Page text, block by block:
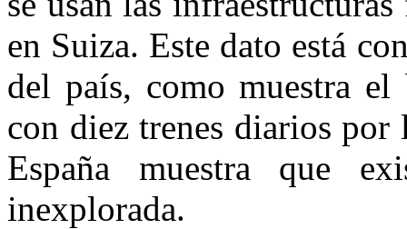
en Suiza. Este dato está
del país, como muestra el
con diez trenes diarios
España muestra que
inexplorada.